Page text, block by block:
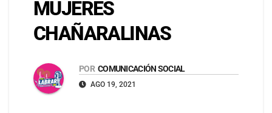
MUJERES
CHAÑARALINAS
POR COMUNICACIÓN SOCIAL
AGO 19, 2021